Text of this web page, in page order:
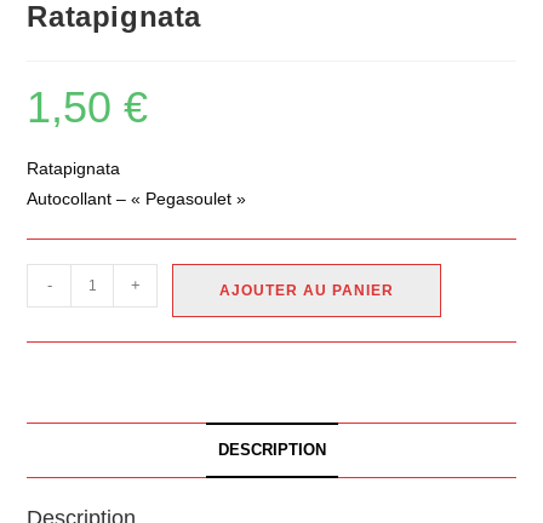
Ratapignata
1,50€
Ratapignata
Autocollant – « Pegasoulet »
- + AJOUTER AU PANIER
DESCRIPTION